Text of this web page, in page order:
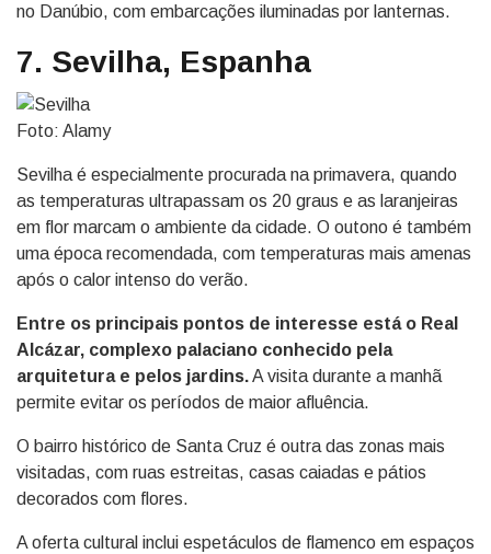
no Danúbio, com embarcações iluminadas por lanternas.
7. Sevilha, Espanha
Foto: Alamy
Sevilha é especialmente procurada na primavera, quando
as temperaturas ultrapassam os 20 graus e as laranjeiras
em flor marcam o ambiente da cidade. O outono é também
uma época recomendada, com temperaturas mais amenas
após o calor intenso do verão.
Entre os principais pontos de interesse está o Real
Alcázar, complexo palaciano conhecido pela
arquitetura e pelos jardins.A visita durante a manhã
permite evitar os períodos de maior afluência.
O bairro histórico de Santa Cruz é outra das zonas mais
visitadas, com ruas estreitas, casas caiadas e pátios
decorados com flores.
A oferta cultural inclui espetáculos de flamenco em espaços